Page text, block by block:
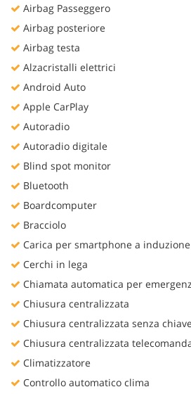
Airbag Passeggero
Airbag posteriore
Airbag testa
Alzacristalli elettrici
Android Auto
Apple CarPlay
Autoradio
Autoradio digitale
Blind spot monitor
Bluetooth
Boardcomputer
Bracciolo
Carica per smartphone a induzione
Cerchi in lega
Chiamata automatica per
Chiusura centralizzata
Chiusura centralizzata senza chiave
Chiusura centralizzata
Climatizzatore
Controllo automatico clima